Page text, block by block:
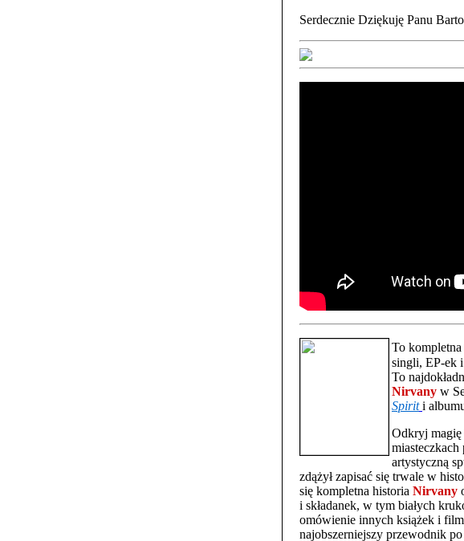
Serdecznie Dziękuję Panu
To kompletna
singli, EP-ek
To
Nirvany w
Spirit i
Odkryj magię
miasteczkach
artystyczną
zdążył zapisać się trwale w
się kompletna historia Nirvany
i składanek, w tym białych
omówienie innych książek i
najobszerniejszy przewodnik